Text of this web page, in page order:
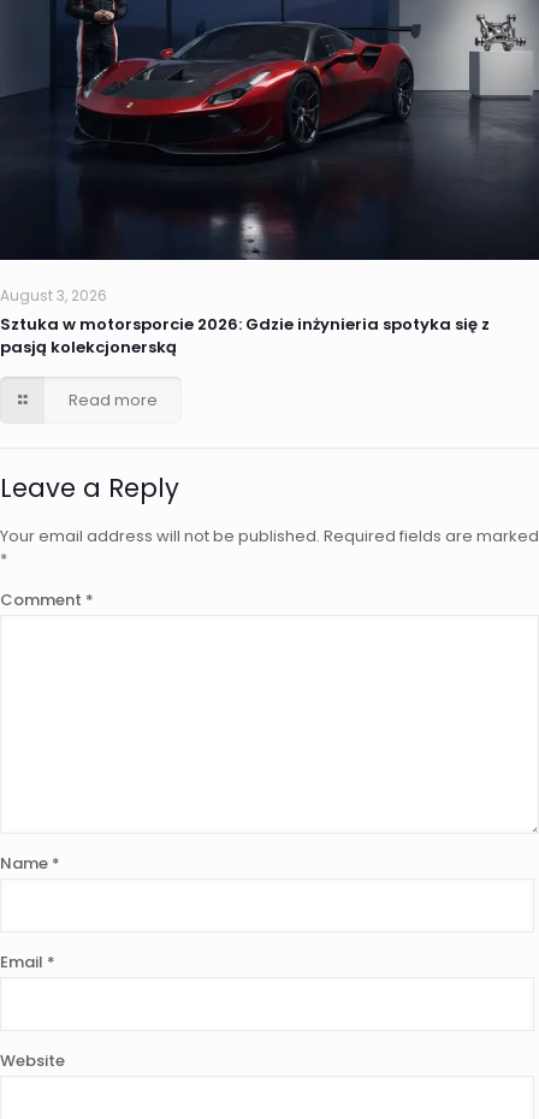
August 3, 2026
Sztuka w motorsporcie 2026: Gdzie inżynieria spotyka się z
pasją kolekcjonerską
Read more
Leave a Reply
Your email address will not be published. Required fields are marked
*
Comment *
Name *
Email *
Website